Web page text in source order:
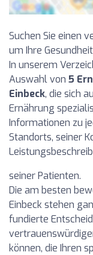
Suchen Sie einen
um Ihre
In unserem
Auswahl von 5
Einbeck, die sich
Ernährung
Informationen zu
Standorts, seiner
seiner Patienten.
Die am besten
Einbeck stehen
fundierte
können, die Ihren